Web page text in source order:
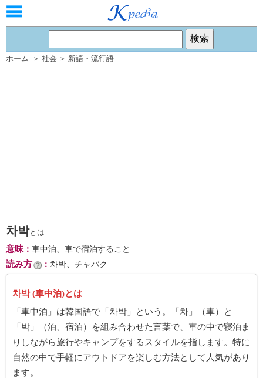
ホーム ＞ 社会 ＞ 新語・流行語
차박とは
意味： 車中泊、車で宿泊すること
読み方 ： 차박、チャバク
차박 (車中泊)とは
「車中泊」は韓国語で「차박」という。「차」（車）と
「박」（泊、宿泊）を組み合わせた言葉で、車の中で寝泊ま
りしながら旅行やキャンプをするスタイルを指します。特に
自然の中で手軽にアウトドアを楽しむ方法として人気があり
ます。